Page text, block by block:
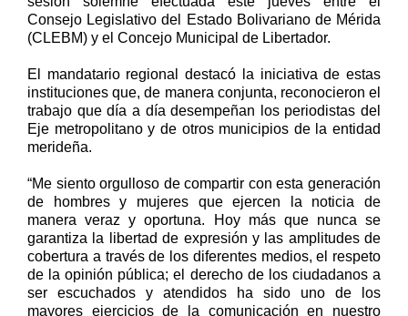
Consejo Legislativo del Estado Bolivariano de Mérida
(CLEBM) y el Concejo Municipal de Libertador.
El mandatario regional destacó la iniciativa de estas
instituciones que, de manera conjunta, reconocieron el
trabajo que día a día desempeñan los periodistas del
Eje metropolitano y de otros municipios de la entidad
merideña.
“Me siento orgulloso de compartir con esta generación
de hombres y mujeres que ejercen la noticia de
manera veraz y oportuna. Hoy más que nunca se
garantiza la libertad de expresión y las amplitudes de
cobertura a través de los diferentes medios, el respeto
de la opinión pública; el derecho de los ciudadanos a
ser escuchados y atendidos ha sido uno de los
mayores ejercicios de la comunicación en nuestro